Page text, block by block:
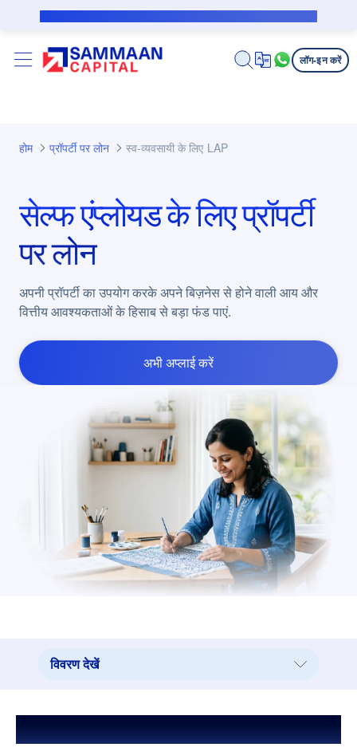
मुख्य कंटेंट पर जाएं
लॉग-इन करें
होम प्रॉपर्टी पर लोन स्व-व्यवसायी के लिए LAP
सेल्फ एंप्लोयड के लिए प्रॉपर्टी
पर लोन
अपनी प्रॉपर्टी का उपयोग करके अपने बिज़नेस से होने वाली आय और
वित्तीय आवश्यकताओं के हिसाब से बड़ा फंड पाएं.
अभी अप्लाई करें
विवरण देखें
सेल्फ एंप्लोयड के लिए प्रॉपर्टी पर लोन